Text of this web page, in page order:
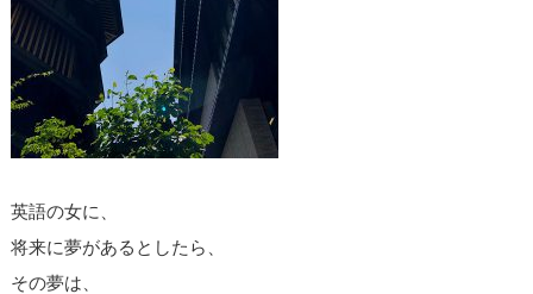
英語の女に、
将来に夢があるとしたら、
その夢は、